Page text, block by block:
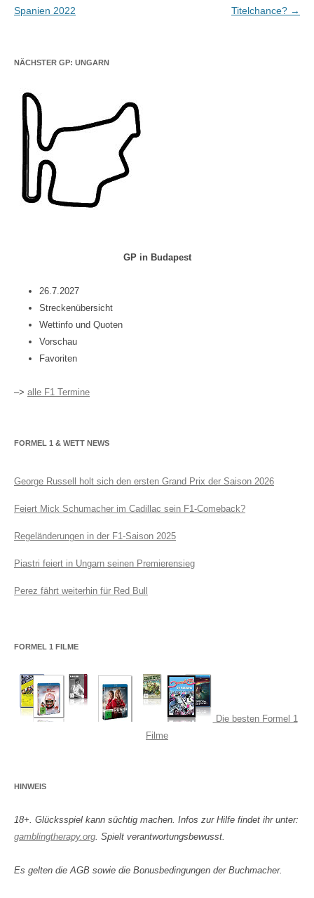
Spanien 2022 Titelchance? →
NÄCHSTER GP: UNGARN
GP in Budapest
26.7.2027
Streckenübersicht
Wettinfo und Quoten
Vorschau
Favoriten
–> alle F1 Termine
FORMEL 1 & WETT NEWS
George Russell holt sich den ersten Grand Prix der Saison 2026
Feiert Mick Schumacher im Cadillac sein F1-Comeback?
Regeländerungen in der F1-Saison 2025
Piastri feiert in Ungarn seinen Premierensieg
Perez fährt weiterhin für Red Bull
FORMEL 1 FILME
Die besten Formel 1
Filme
HINWEIS
18+. Glücksspiel kann süchtig machen. Infos zur Hilfe findet ihr unter:
gamblingtherapy.org. Spielt verantwortungsbewusst.
Es gelten die AGB sowie die Bonusbedingungen der Buchmacher.